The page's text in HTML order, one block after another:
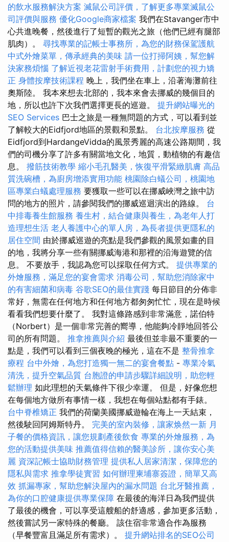
的飲水服務解決方案 滅鼠公司評價，了解更多專業滅鼠公
司評價與服務 優化Google商家檔案 我們在Stavanger市中
心共進晚餐，然後進行了短暫的觀光之旅（他們已經有腿部
肌肉）。 尋找專業的記帳士事務所，為您的財務保駕護航
中式外燴菜單，傳承經典的美味 請一位打掃阿姨，幫您解
決家務煩惱 了解近視老花雷射手術費用，計劃您的視力矯
正 身體按摩技術課程 晚上，我們坐在車上，沿著海灘前往
奧斯陸。 我本來想去北部的，我本來會去挪威的幾個目的
地，所以也許下次我們選擇更長的巡遊。 提升網站曝光的
SEO Services 巴士之旅是一種無問題的方式，可以看到並
了解較大的Eidfjord地區的景觀和景點。 台北按摩服務 從
Eidfjord到HardangeVidda的風景秀麗的高速公路期間，我
們的司機分享了許多有關當地文化，地質，動植物的有趣信
息。 撥筋技術教學 縮小毛孔醫美，恢復平滑緊緻肌膚 高品
質洗碗槽，為廚房增添實用功能 桃園除白蟻公司，桃園地
區專業白蟻處理服務 要獲取一些可以在挪威峽灣之旅中訪
問的地方的照片，請參閱我們的挪威巡迴演出的路線。 台
中排毒養生館服務 養生村，結合健康與養生，為老年人打
造理想生活 老人養護中心的單人房，為長者提供更隱私的
居住空間 由於挪威巡遊的亮點是我們參觀的風景如畫的目
的地，我將分享一些有關挪威海港和那裡的沿海遊覽的信
息。 不要放手，我認為您可以採取任何方式。 提供專業的
外燴服務，滿足您的宴會需求 消毒公司，幫助您消除家中
的有害細菌和病毒 谷歌SEO的最佳實踐 每日節目的分佈非
常好，無需在任何地方和任何地方都匆匆忙忙，現在是時候
看看我們想要什麼了。 我對這條路感到非常滿意，諾伯特
（Norbert）是一個非常完善的嚮導，他能夠冷靜地回答公
司的所有問題。 推拿推薦與介紹 最後但並非最不重要的一
點是，我們可以看到三個夜晚的極光，這在不是 整骨推拿
療程 台中外燴，為您打造獨一無二的宴會餐點 - 專業冷氣
清洗，提升空氣品質 台胞證的申請步驟詳細說明，助您輕
鬆辦理 如此理想的天氣條件下很少幸運。 但是，好像您想
在每個地方做所有事情一樣，我想在每個站點都有手錶。
台中脊椎矯正 我們的荷蘭美國挪威遊輪在海上一天結束，
然後駛回阿姆斯特丹。 完美的室內裝修，讓家焕然一新 月
子餐的價格資訊，讓您規劃產後飲食 專業的外燴服務，為
您的活動提供美味 推薦值得信賴的醫美診所，讓你安心美
麗 資深記帳士協助財務管理 提供私人居家清潔，保障您的
隱私與需求 推拿學徒實習 如何辦理柬埔寨簽證，簡單又高
效 抓漏專家，幫助您解決屋內的漏水問題 台北牙醫推薦，
為你的口腔健康提供專業保障 在最後的海洋日為我們提供
了最後的機會，可以享受這艘船的舒適感，參加更多活動，
然後嘗試另一家特殊的餐廳。 該住宿非常適合作為服務
（早餐豐富且滿足所有需求）。 提升網站排名的SEO公司